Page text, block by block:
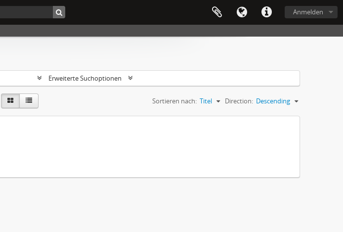
Anmelden
Erweiterte Suchoptionen
Sortieren nach: Titel Direction: Descending